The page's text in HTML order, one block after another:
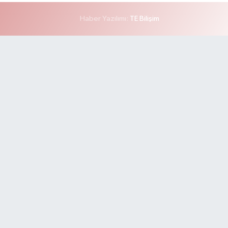
Haber Yazılımı: TE Bilişim